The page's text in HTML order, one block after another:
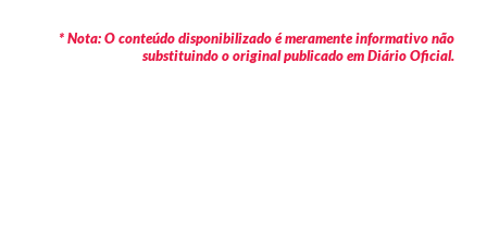
* Nota: O conteúdo disponibilizado é meramente informativo não
substituindo o original publicado em Diário Oficial.